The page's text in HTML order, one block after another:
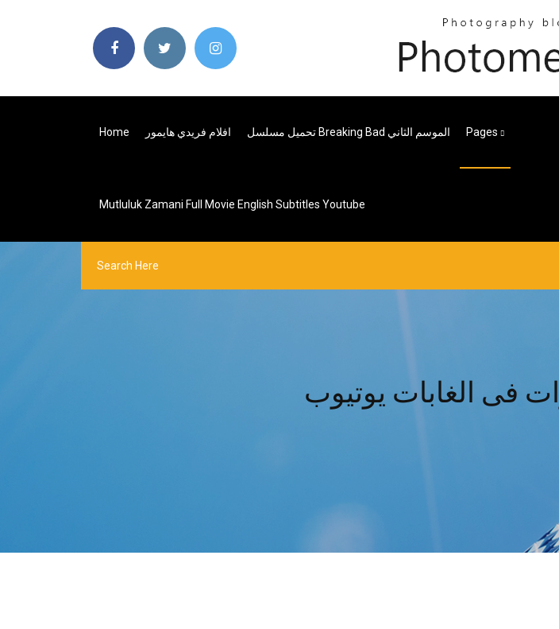
Home افلام فريدي هايمور تحميل مسلسل Breaking Bad الموسم الثاني Pages
Mutluluk Zamani Full Movie English Subtitles Youtube
فى الغابات يوتيوب